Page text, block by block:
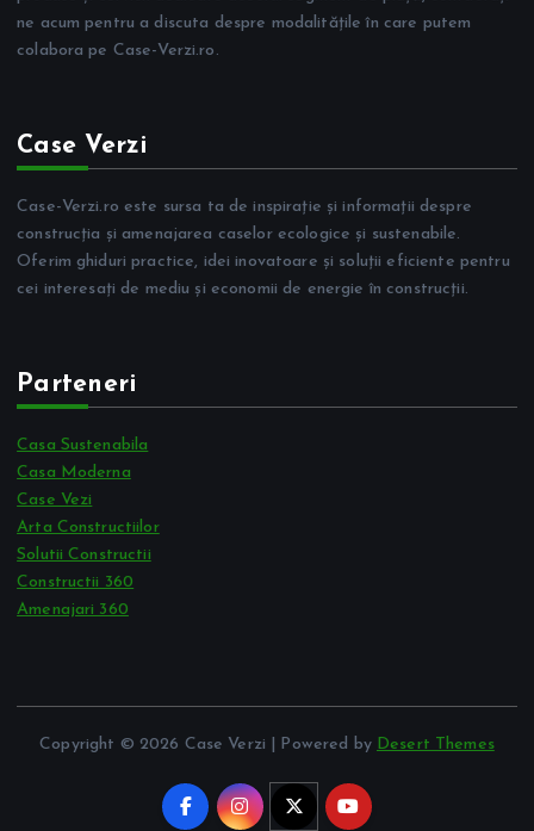
ne acum pentru a discuta despre modalitățile în care putem
colabora pe Case-Verzi.ro.
Case Verzi
Case-Verzi.ro este sursa ta de inspirație și informații despre
construcția și amenajarea caselor ecologice și sustenabile.
Oferim ghiduri practice, idei inovatoare și soluții eficiente pentru
cei interesați de mediu și economii de energie în construcții.
Parteneri
Casa Sustenabila
Casa Moderna
Case Vezi
Arta Constructiilor
Solutii Constructii
Constructii 360
Amenajari 360
Copyright © 2026 Case Verzi | Powered by Desert Themes